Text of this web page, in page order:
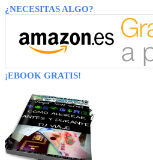
¿NECESITAS ALGO?
¡EBOOK GRATIS!